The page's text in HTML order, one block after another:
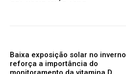
Baixa exposição solar no inverno
reforça a importância do